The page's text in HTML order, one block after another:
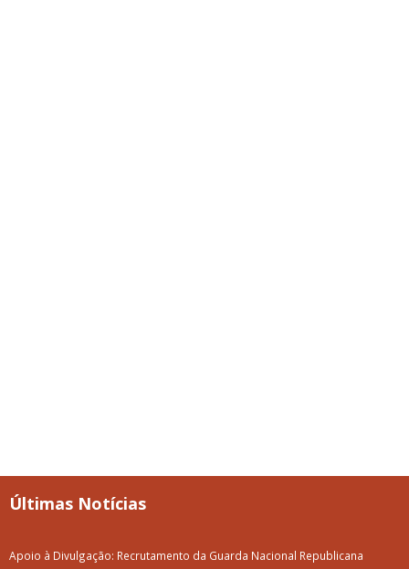
Últimas Notícias
Apoio à Divulgação: Recrutamento da Guarda Nacional Republicana